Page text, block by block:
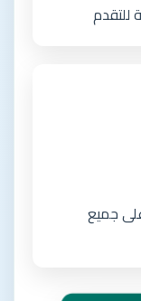
للتقدم
جميع